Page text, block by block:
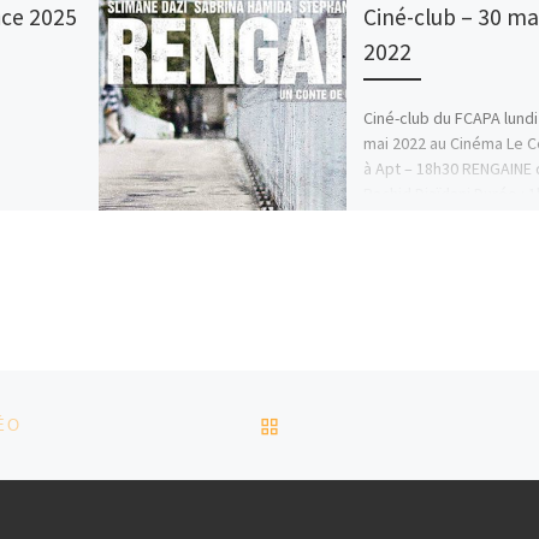
2025
Ciné-club – 30
2022
Ciné-club du FCAPA
mai 2022 au Cinéma Le
à Apt – 18h30 RENGAINE
RETOUR À LA LISTE